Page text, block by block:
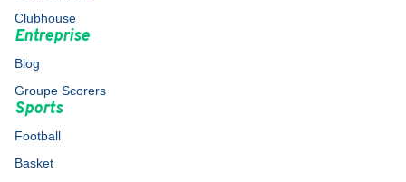
Clubhouse
Entreprise
Blog
Groupe Scorers
Sports
Football
Basket